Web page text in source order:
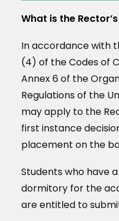
What is the
In accordance with
(4) of the Codes of
Annex 6 of the
Regulations of the
may apply to the
first instance
placement on the
Students who have
dormitory for the
are entitled to